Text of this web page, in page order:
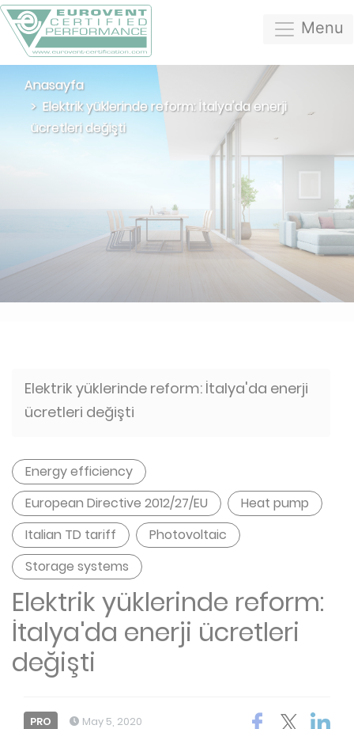
Menu
Anasayfa
Elektrik yüklerinde reform: İtalya'da enerji
ücretleri değişti
Elektrik yüklerinde reform: İtalya'da enerji
ücretleri değişti
Energy efficiency
European Directive 2012/27/EU
Heat pump
Italian TD tariff
Photovoltaic
Storage systems
Elektrik yüklerinde reform:
İtalya'da enerji ücretleri
değişti
PRO May 5, 2020